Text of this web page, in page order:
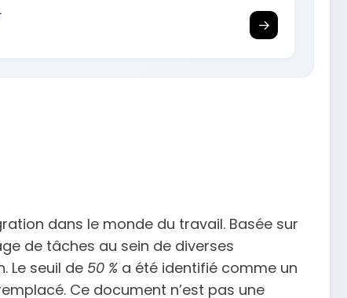
→
dans le monde du travail. Basée sur
de tâches au sein de diverses
Le seuil de 50 % a été identifié comme un
Ce document n’est pas une